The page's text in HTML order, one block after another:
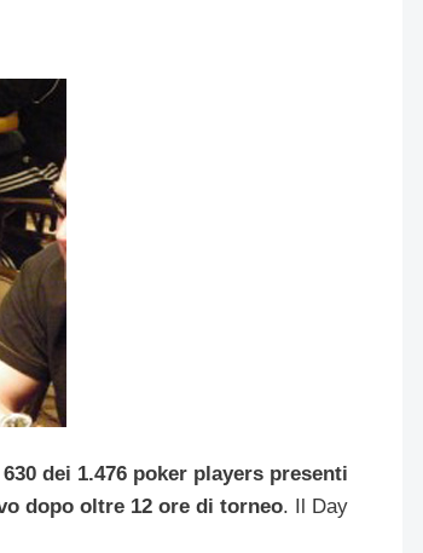
dei 1.476 poker players presenti
dopo oltre 12 ore di torneo. Il Day